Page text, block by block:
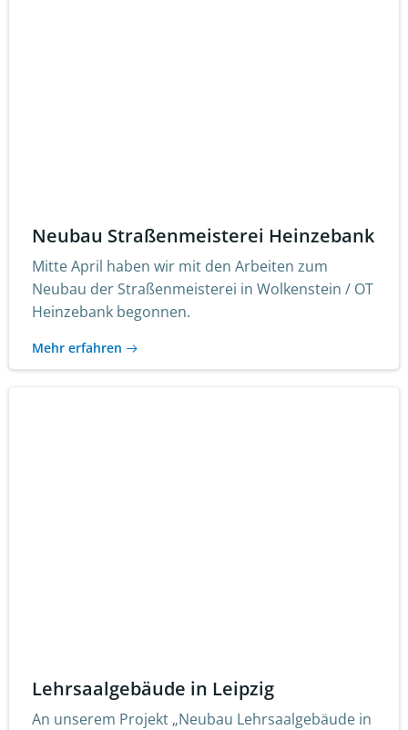
Neubau Straßenmeisterei Heinzebank
Mitte April haben wir mit den Arbeiten zum
Neubau der Straßenmeisterei in Wolkenstein / OT
Heinzebank begonnen.
Mehr erfahren
Lehrsaalgebäude in Leipzig
An unserem Projekt „Neubau Lehrsaalgebäude in